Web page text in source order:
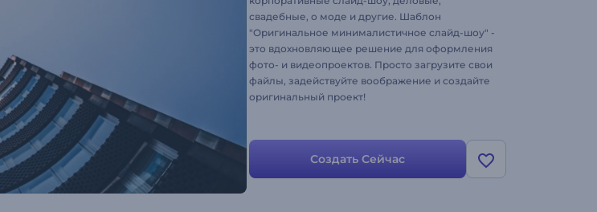
свадебные, о моде и другие. Шаблон
"Оригинальное минималистичное слайд-шоу" -
это вдохновляющее решение для оформления
фото- и видеопроектов. Просто загрузите свои
файлы, задействуйте воображение и создайте
оригинальный проект!
Создать Сейчас